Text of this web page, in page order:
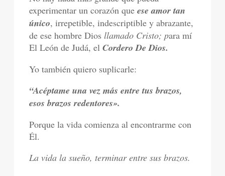
experimentar un corazón queese amor tan
único, irrepetible, indescriptible y abrazante,
de ese hombre Diosllamado Cristo; para mí
El León de Judá, elCordero De Dios.
Yo también quiero suplicarle:
“Acéptame una vez más entre tus brazos,
esos brazos redentores».
Porque la vida comienza al encontrarme con
Él.
La vida la sueño, terminar entre sus brazos.